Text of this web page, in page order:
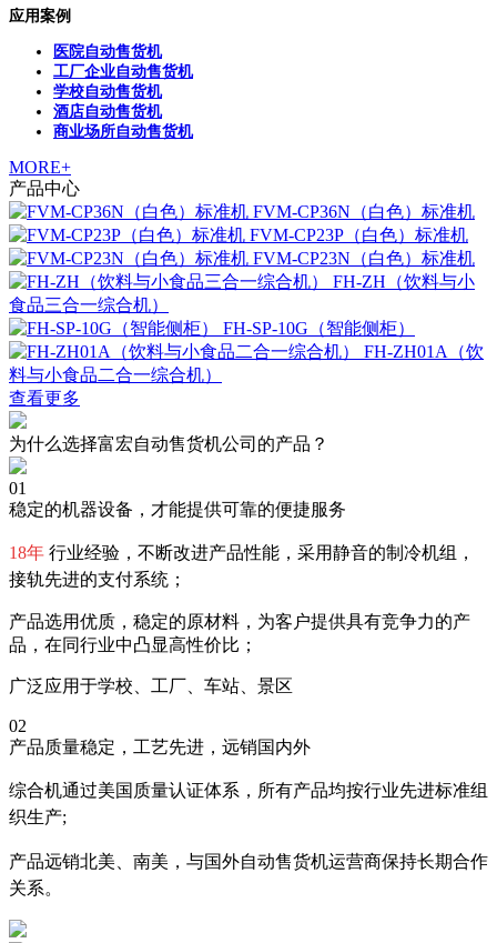
应用案例
医院自动售货机
工厂企业自动售货机
学校自动售货机
酒店自动售货机
商业场所自动售货机
MORE+
产品中心
FVM-CP36N（白色）标准机
FVM-CP23P（白色）标准机
FVM-CP23N（白色）标准机
FH-ZH（饮料与小
食品三合一综合机）
FH-SP-10G（智能侧柜）
FH-ZH01A（饮
料与小食品二合一综合机）
查看更多
为什么选择富宏自动售货机公司的产品？
01
稳定的机器设备，才能提供可靠的便捷服务
18年 行业经验，不断改进产品性能，采用静音的制冷机组，
接轨先进的支付系统；
产品选用优质，稳定的原材料，为客户提供具有竞争力的产
品，在同行业中凸显高性价比；
广泛应用于学校、工厂、车站、景区
02
产品质量稳定，工艺先进，远销国内外
综合机通过美国质量认证体系，所有产品均按行业先进标准组
织生产;
产品远销北美、南美，与国外自动售货机运营商保持长期合作
关系。